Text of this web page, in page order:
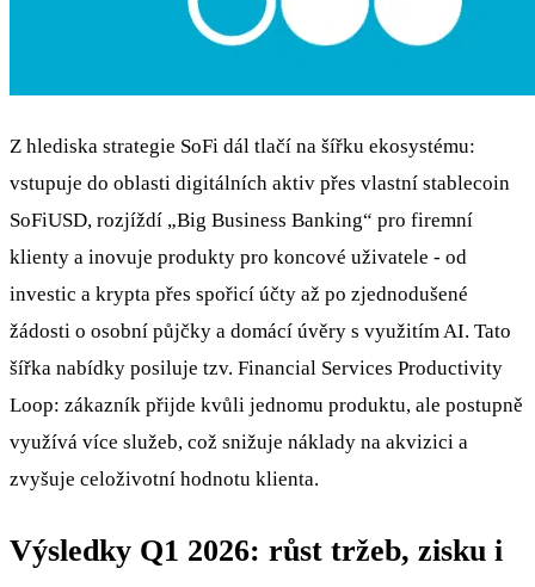
Z hlediska strategie SoFi dál tlačí na šířku ekosystému:
vstupuje do oblasti digitálních aktiv přes vlastní stablecoin
SoFiUSD, rozjíždí „Big Business Banking“ pro firemní
klienty a inovuje produkty pro koncové uživatele - od
investic a krypta přes spořicí účty až po zjednodušené
žádosti o osobní půjčky a domácí úvěry s využitím AI. Tato
šířka nabídky posiluje tzv. Financial Services Productivity
Loop: zákazník přijde kvůli jednomu produktu, ale postupně
využívá více služeb, což snižuje náklady na akvizici a
zvyšuje celoživotní hodnotu klienta.
Výsledky Q1 2026: růst tržeb, zisku i